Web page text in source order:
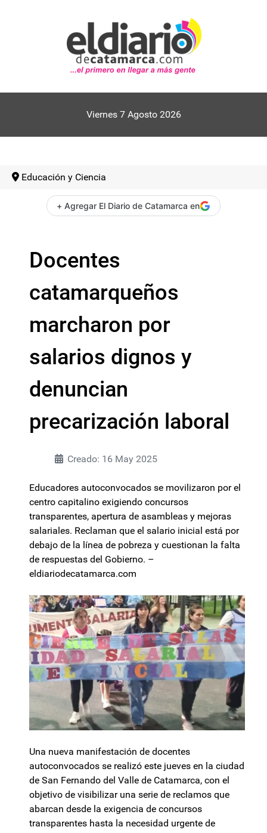
Viernes 7 Agosto 2026
Educación y Ciencia
+ Agregar El Diario de Catamarca en
Docentes
catamarqueños
marcharon por
salarios dignos y
denuncian
precarización laboral
Creado: 16 May 2025
Educadores autoconvocados se movilizaron por el
centro capitalino exigiendo concursos
transparentes, apertura de asambleas y mejoras
salariales. Reclaman que el salario inicial está por
debajo de la línea de pobreza y cuestionan la falta
de respuestas del Gobierno. –
eldiariodecatamarca.com
Una nueva manifestación de docentes
autoconvocados se realizó este jueves en la ciudad
de San Fernando del Valle de Catamarca, con el
objetivo de visibilizar una serie de reclamos que
abarcan desde la exigencia de concursos
transparentes hasta la necesidad urgente de